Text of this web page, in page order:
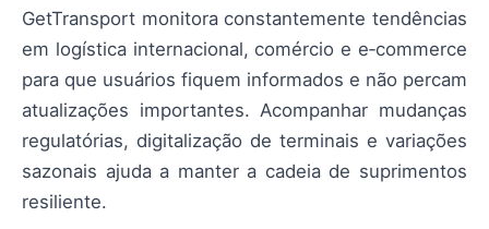
GetTransport monitora constantemente tendências
em logística internacional, comércio e e‑commerce
para que usuários fiquem informados e não percam
atualizações importantes. Acompanhar mudanças
regulatórias, digitalização de terminais e variações
sazonais ajuda a manter a cadeia de suprimentos
resiliente.